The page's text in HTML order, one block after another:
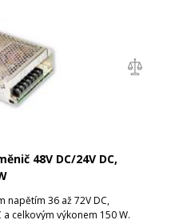
48V DC/24V DC,
napětím 36 až 72V DC,
celkovým výkonem 150 W.